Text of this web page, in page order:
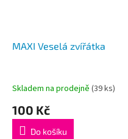
MAXI Veselá zvířátka
Skladem na prodejně (39 ks)
100 Kč
Do košíku